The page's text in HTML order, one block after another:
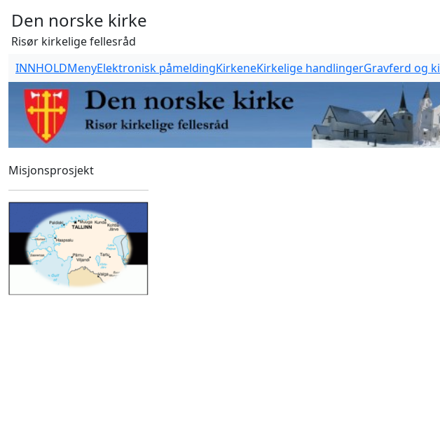
Den norske kirke
Risør kirkelige fellesråd
INNHOLDMenyElektronisk påmeldingKirkeneKirkelige handlingerGravferd og
Misjonsprosjekt